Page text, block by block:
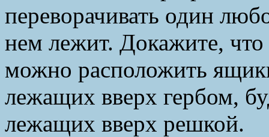
переворачивать один
нем лежит. Докажите,
можно расположить
лежащих вверх гербом,
лежащих вверх решкой.